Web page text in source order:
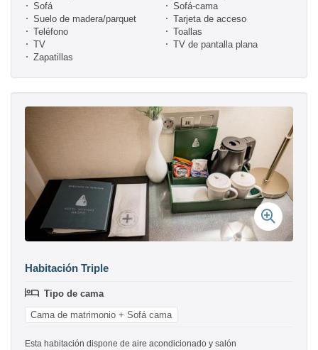
Sofá
Sofá-cama
Suelo de madera/parquet
Tarjeta de acceso
Teléfono
Toallas
TV
TV de pantalla plana
Zapatillas
Habitación Triple
Tipo de cama
Cama de matrimonio + Sofá cama
Esta habitación dispone de aire acondicionado y salón